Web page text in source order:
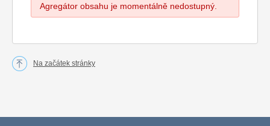
Agregátor obsahu je momentálně nedostupný.
Na začátek stránky